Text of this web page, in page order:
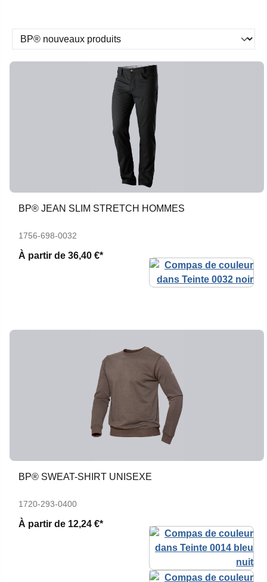
BP® JEAN SLIM STRETCH HOMMES
1756-698-0032
À partir de 36,40 €*
BP® SWEAT-SHIRT UNISEXE
1720-293-0400
À partir de 12,24 €*